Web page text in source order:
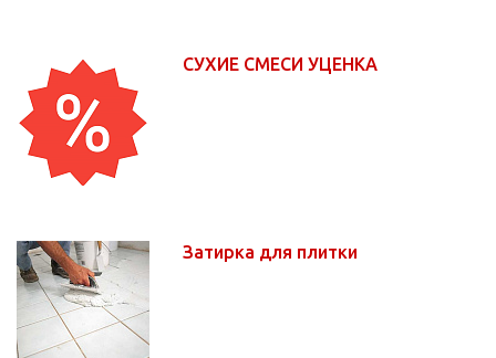
СУХИЕ СМЕСИ УЦЕНКА
Затирка для плитки